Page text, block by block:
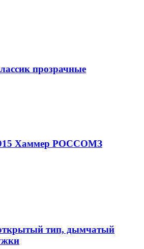
прозрачные
Хаммер РОССОМЗ
тип, дымчатый